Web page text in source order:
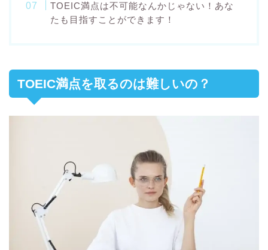
TOEIC満点は不可能なんかじゃない！あな
たも目指すことができます！
TOEIC満点を取るのは難しいの？